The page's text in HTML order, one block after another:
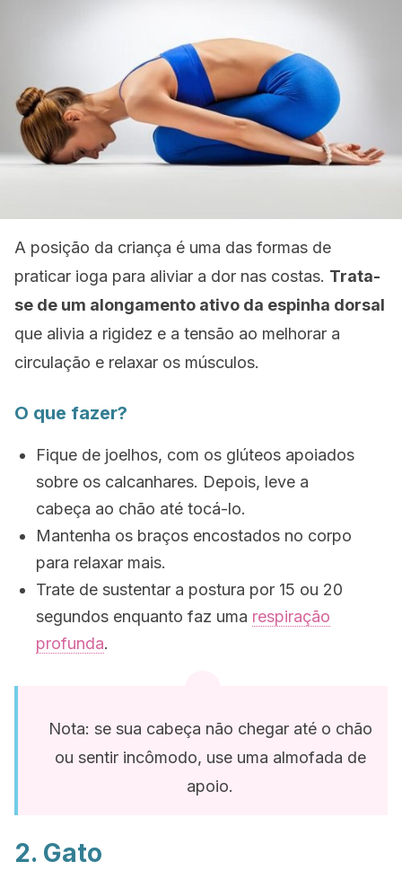
A posição da criança é uma das formas de
praticar ioga para aliviar a dor nas costas. Trata-
se de um alongamento ativo da espinha dorsal
que alivia a rigidez e a tensão ao melhorar a
circulação e relaxar os músculos.
O que fazer?
Fique de joelhos, com os glúteos apoiados
sobre os calcanhares. Depois, leve a
cabeça ao chão até tocá-lo.
Mantenha os braços encostados no corpo
para relaxar mais.
Trate de sustentar a postura por 15 ou 20
segundos enquanto faz uma respiração
profunda.
Nota: se sua cabeça não chegar até o chão
ou sentir incômodo, use uma almofada de
apoio.
2. Gato